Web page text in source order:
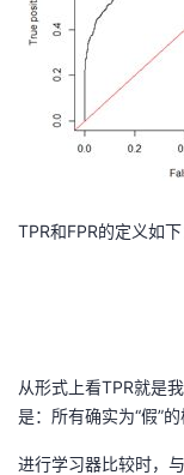
TPR和FPR的定义如下
从形式上看TPR就是
是：所有确实为“假”
进行学习器比较时，